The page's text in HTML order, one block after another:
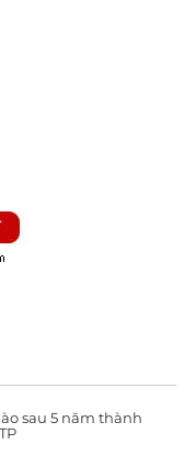
sau 5 năm thành